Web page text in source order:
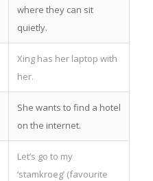
where they can sit
quietly.
Xing has her laptop with
her.
She wants to find a hotel
on the internet.
Let’s go to my
‘stamkroeg’ (favourite